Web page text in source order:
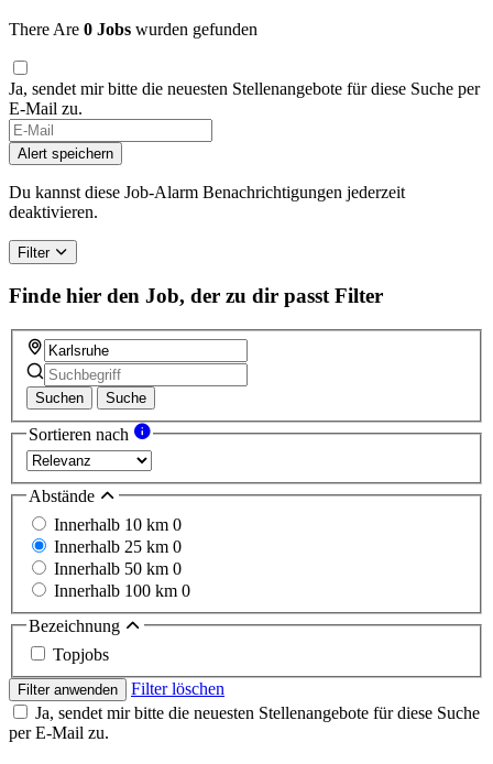
There Are 0 Jobs wurden gefunden
Ja, sendet mir bitte die neuesten Stellenangebote für diese Suche per
E-Mail zu.
Alert speichern
Du kannst diese Job-Alarm Benachrichtigungen jederzeit
deaktivieren.
Filter
Finde hier den Job, der zu dir passt Filter
Suchen Suche
Sortieren nach
Abstände
Innerhalb 10 km 0
Innerhalb 25 km 0
Innerhalb 50 km 0
Innerhalb 100 km 0
Bezeichnung
Topjobs
Filter anwenden
Filter löschen
Ja, sendet mir bitte die neuesten Stellenangebote für diese Suche
per E-Mail zu.